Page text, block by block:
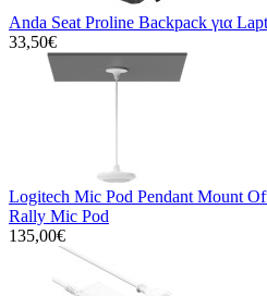
Anda Seat Proline Backpack για
33,50€
Logitech Mic Pod Pendant Mount
Rally Mic Pod
135,00€